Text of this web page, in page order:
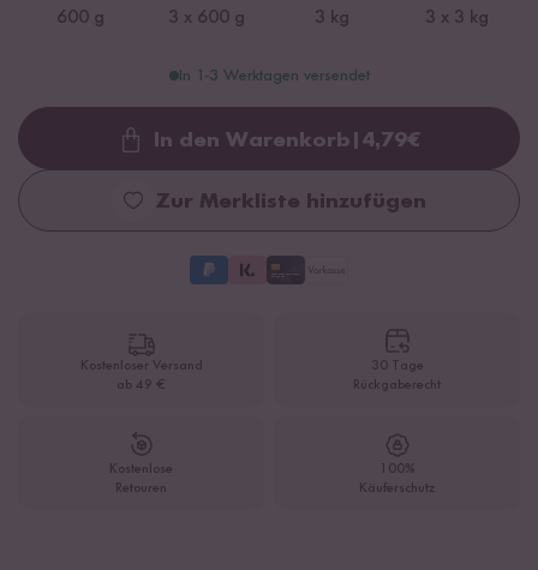
600 g 3 x 600 g 3 kg 3 x 3 kg
In 1-3 Werktagen versendet
Loading...
In den Warenkorb 4,79€
Zur Merkliste hinzufügen
Kostenloser Versand
ab 49 €
30 Tage
Rückgaberecht
Kostenlose
Retouren
100%
Käuferschutz